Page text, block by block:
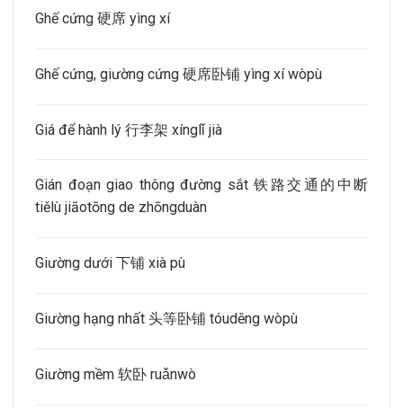
Ghế cứng 硬席 yìng xí
Ghế cứng, giường cứng 硬席卧铺 yìng xí wòpù
Giá để hành lý 行李架 xínglǐ jià
Gián đoạn giao thông đường sắt 铁路交通的中断
tiělù jiāotōng de zhōngduàn
Giường dưới 下铺 xià pù
Giường hạng nhất 头等卧铺 tóuděng wòpù
Giường mềm 软卧 ruǎnwò